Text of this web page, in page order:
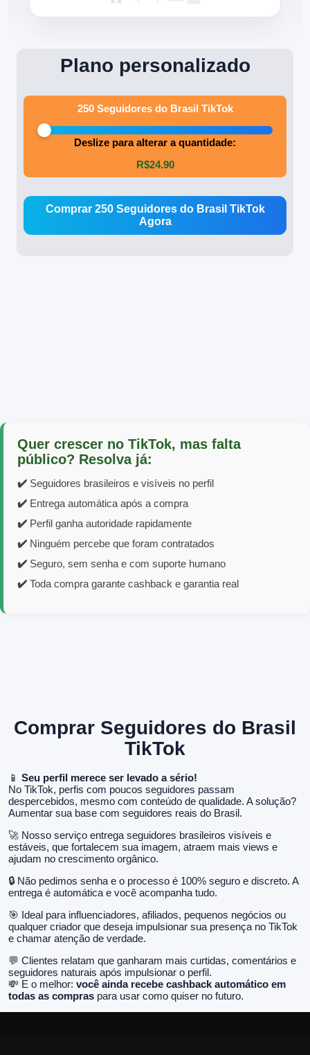
Plano personalizado
250 Seguidores do Brasil TikTok
Deslize para alterar a quantidade:
R$24.90
Comprar 250 Seguidores do Brasil TikTok
Agora
Quer crescer no TikTok, mas falta
público? Resolva já:
✔️ Seguidores brasileiros e visíveis no perfil
✔️ Entrega automática após a compra
✔️ Perfil ganha autoridade rapidamente
✔️ Ninguém percebe que foram contratados
✔️ Seguro, sem senha e com suporte humano
✔️ Toda compra garante cashback e garantia real
Comprar Seguidores do Brasil
TikTok
📱 Seu perfil merece ser levado a sério!
No TikTok, perfis com poucos seguidores passam
despercebidos, mesmo com conteúdo de qualidade. A solução?
Aumentar sua base com seguidores reais do Brasil.
🚀 Nosso serviço entrega seguidores brasileiros visíveis e
estáveis, que fortalecem sua imagem, atraem mais views e
ajudam no crescimento orgânico.
🔒 Não pedimos senha e o processo é 100% seguro e discreto. A
entrega é automática e você acompanha tudo.
🎯 Ideal para influenciadores, afiliados, pequenos negócios ou
qualquer criador que deseja impulsionar sua presença no TikTok
e chamar atenção de verdade.
💬 Clientes relatam que ganharam mais curtidas, comentários e
seguidores naturais após impulsionar o perfil.
💸 E o melhor: você ainda recebe cashback automático em
todas as compras para usar como quiser no futuro.